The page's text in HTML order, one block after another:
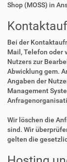
Shop (MOSS) in
Bei der
Mail, Telefon oder
Nutzers zur
Abwicklung gem.
Angaben der
Management
Wir löschen die
sind. Wir
gelten die